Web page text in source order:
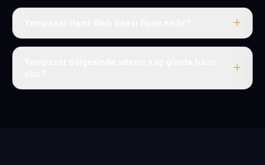
Tek fiyat uygulanır: yıllık 50 USD + KDV. Bu bedele alan